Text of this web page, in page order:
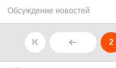
Обсуждение новостей
2